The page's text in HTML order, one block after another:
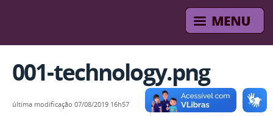
001-technology.png
última modificação 07/08/2019 16h57